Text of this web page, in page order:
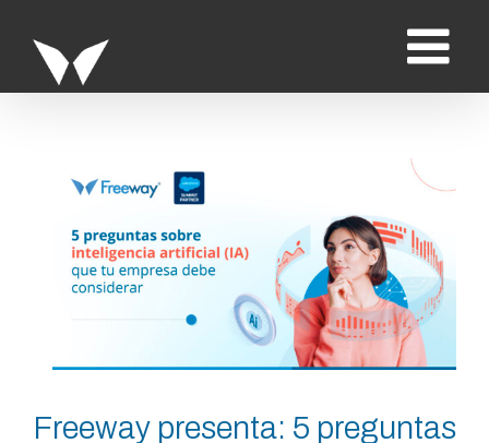
contenido
Ver
más
grande
Freeway presenta: 5 preguntas